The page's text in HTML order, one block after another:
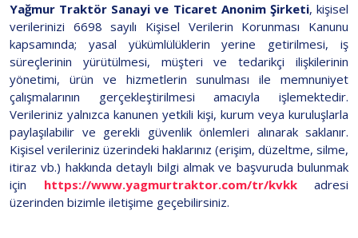
Yağmur Traktör Sanayi ve Ticaret Anonim Şirketi, kişisel
verilerinizi 6698 sayılı Kişisel Verilerin Korunması Kanunu
kapsamında; yasal yükümlülüklerin yerine getirilmesi, iş
süreçlerinin yürütülmesi, müşteri ve tedarikçi ilişkilerinin
yönetimi, ürün ve hizmetlerin sunulması ile memnuniyet
çalışmalarının gerçekleştirilmesi amacıyla işlemektedir.
Verileriniz yalnızca kanunen yetkili kişi, kurum veya kuruluşlarla
paylaşılabilir ve gerekli güvenlik önlemleri alınarak saklanır.
Kişisel verileriniz üzerindeki haklarınız (erişim, düzeltme, silme,
itiraz vb.) hakkında detaylı bilgi almak ve başvuruda bulunmak
için https://www.yagmurtraktor.com/tr/kvkkadresi
üzerinden bizimle iletişime geçebilirsiniz.